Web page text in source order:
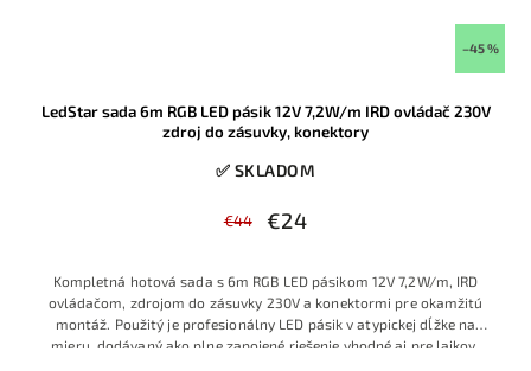
–45 %
LedStar sada 6m RGB LED pásik 12V 7,2W/m IRD ovládač 230V
zdroj do zásuvky, konektory
✅ SKLADOM
€44 €24
Kompletná hotová sada s 6m RGB LED pásikom 12V 7,2W/m, IRD
ovládačom, zdrojom do zásuvky 230V a konektormi pre okamžitú
montáž. Použitý je profesionálny LED pásik v atypickej dĺžke na
mieru, dodávaný ako plne zapojené riešenie vhodné aj pre laikov,